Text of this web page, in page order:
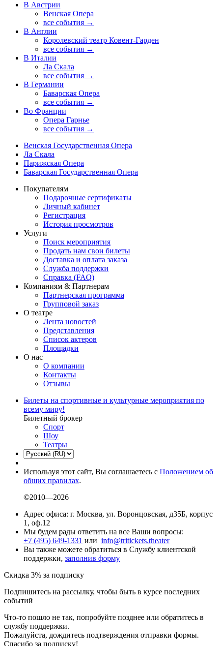
В Австрии
Венская Опера
все события →
В Англии
Королевский театр Ковент-Гарден
все события →
В Италии
Ла Скала
все события →
В Германии
Баварская Опера
все события →
Во Франции
Опера Гарнье
все события →
Венская Государственная Опера
Ла Скала
Парижская Опера
Баварская Государственная Опера
Покупателям
Подарочные сертификаты
Личный кабинет
Регистрация
История просмотров
Услуги
Поиск мероприятия
Продать нам свои билеты
Доставка и оплата заказа
Служба поддержки
Справка (FAQ)
Компаниям & Партнерам
Партнерская программа
Групповой заказ
О театре
Лента новостей
Представления
Список актеров
Площадки
О нас
О компании
Контакты
Отзывы
Билеты на спортивные и культурные мероприятия по
всему миру!
Билетный брокер
Спорт
Шоу
Театры
Используя этот сайт, Вы соглашаетесь с Положением об
общих правилах.
©2010—2026
Адрес офиса: г. Москва, ул. Воронцовская, д35Б, корпус
1, оф.12
Мы будем рады ответить на все Ваши вопросы:
+7 (495) 649-1331 или info@tritickets.theater
Вы также можете обратиться в Службу клиентской
поддержки, заполнив форму
Скидка 3% за подписку
Подпишитесь на рассылку, чтобы быть в курсе последних
событий
Что-то пошло не так, попробуйте позднее или обратитесь в
службу поддержки.
Пожалуйста, дождитесь подтверждения отправки формы.
Спасибо за подписку!